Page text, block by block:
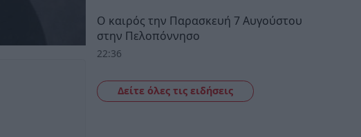
Ο καιρός την Παρασκευή 7 Αυγούστου
στην Πελοπόννησο
22:36
Δείτε όλες τις ειδήσεις